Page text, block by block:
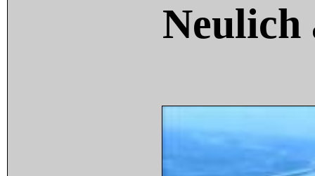
Neulich